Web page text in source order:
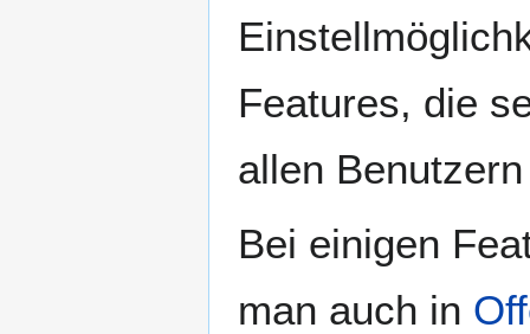
Features, die
allen
Bei einigen
man auch in